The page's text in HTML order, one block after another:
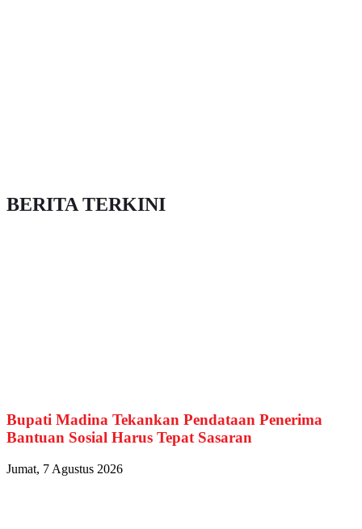
BERITA TERKINI
Bupati Madina Tekankan Pendataan Penerima
Bantuan Sosial Harus Tepat Sasaran
Jumat, 7 Agustus 2026